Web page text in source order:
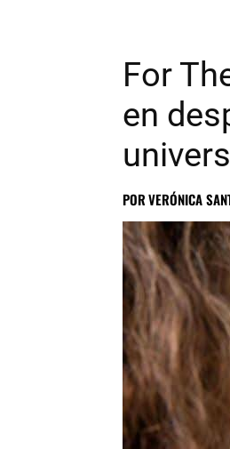
For
en
PORVERÓNICA